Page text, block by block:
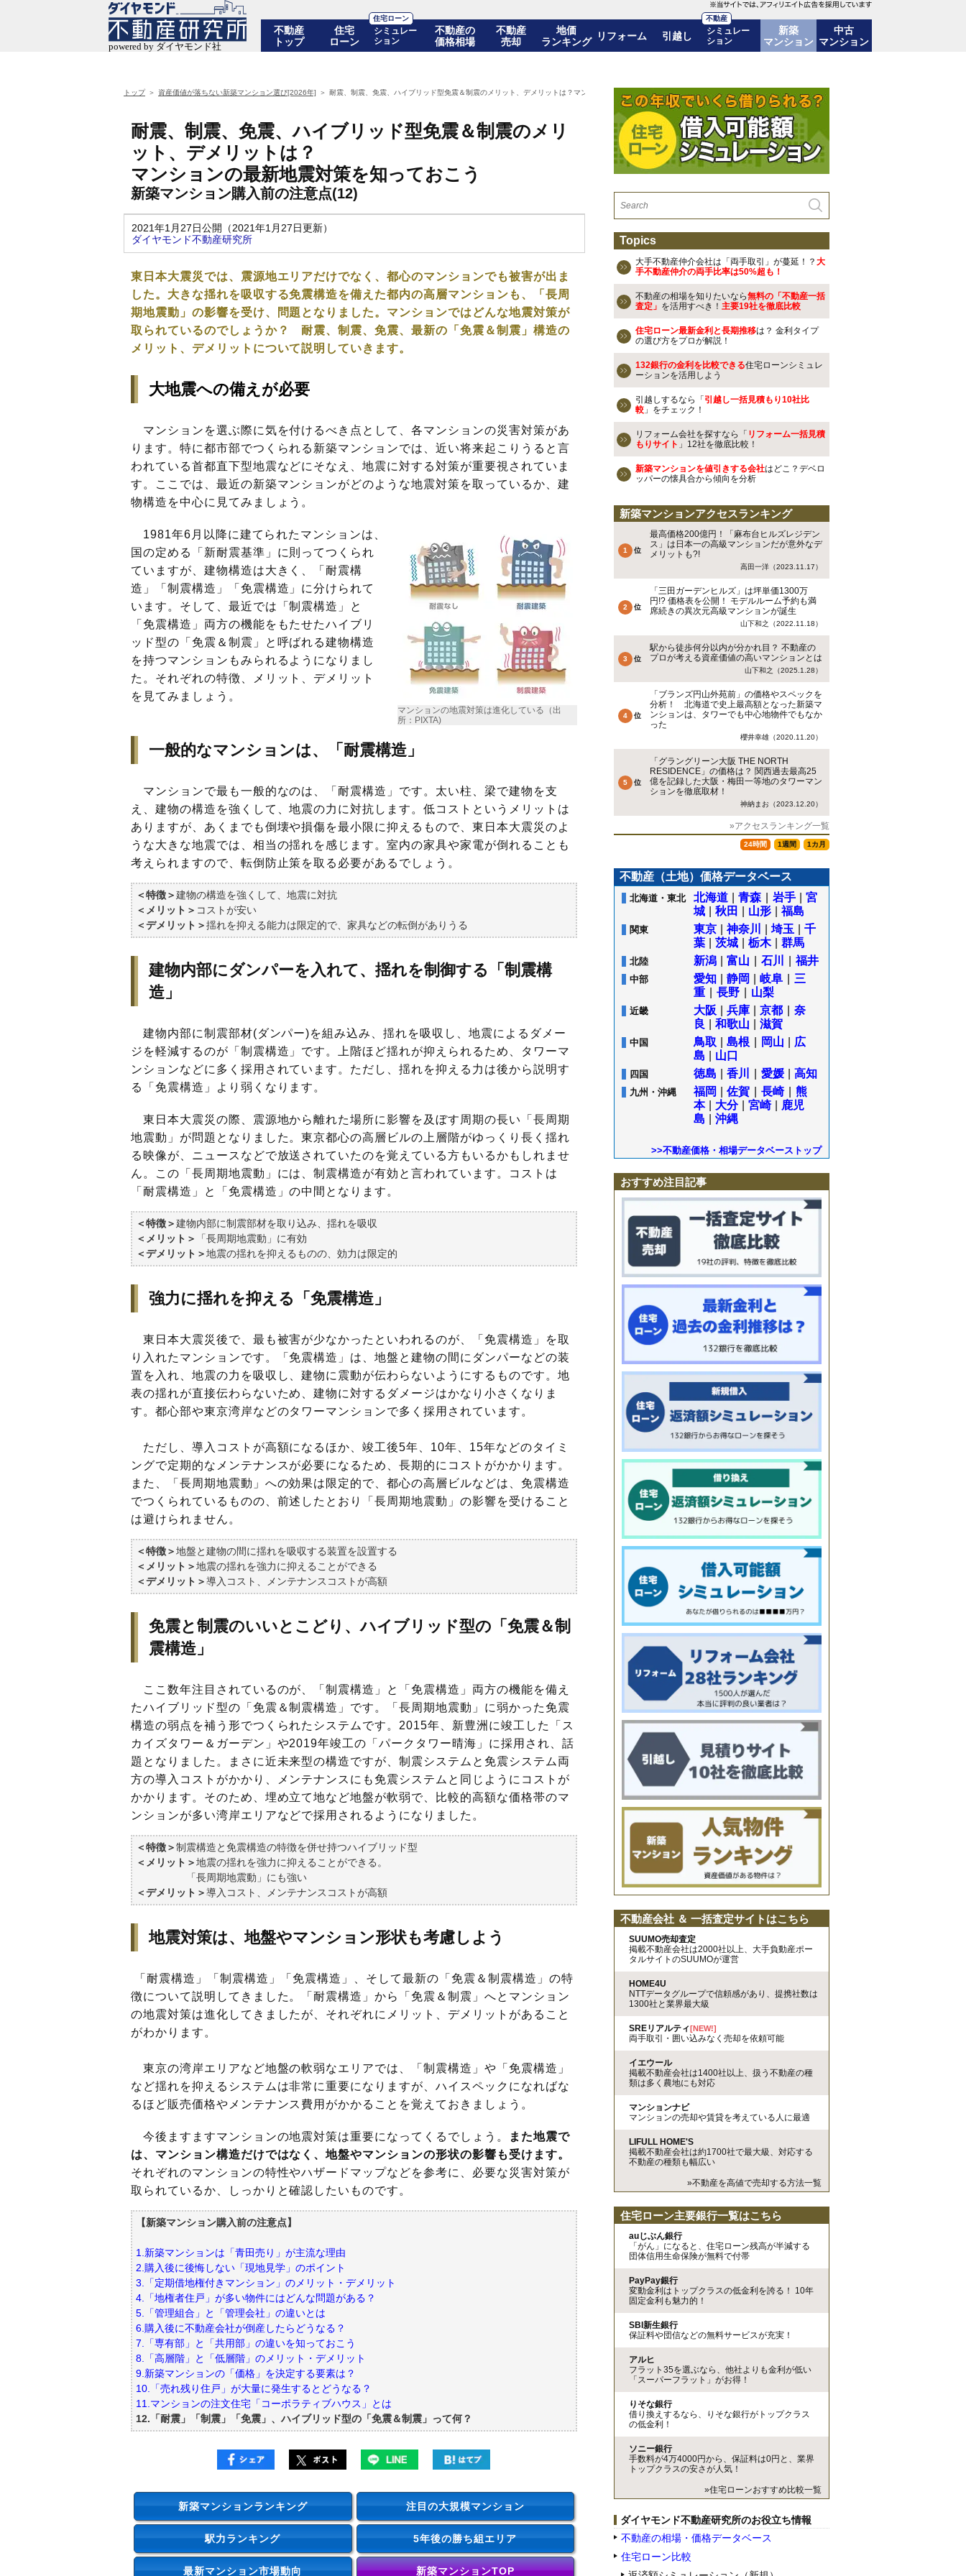
不動産
トップ
住宅
ローン
住宅ローン
シミュレー
ション
不動産の
価格相場
不動産
売却
地価
ランキング
リフォーム 引越し
不動産
シミュレー
ション
新築
マンション
中古
マンション
トップ 資産価値が落ちない新築マンション選び[2026年] 耐震、制震、免震、ハイブリッド型免震＆制震のメリット、デメリットは？マンションの最新地震対策を知っておこう 新築マンション購入前の注意点(12)
耐震、制震、免震、ハイブリッド型免震＆制震のメリ
ット、デメリットは？
マンションの最新地震対策を知っておこう
新築マンション購入前の注意点(12)
2021年1月27日公開（2021年1月27日更新）
ダイヤモンド不動産研究所
東日本大震災では、震源地エリアだけでなく、都心のマンションでも被害が出ま
した。大きな揺れを吸収する免震構造を備えた都内の高層マンションも、「長周
期地震動」の影響を受け、問題となりました。マンションではどんな地震対策が
取られているのでしょうか？ 耐震、制震、免震、最新の「免震＆制震」構造の
メリット、デメリットについて説明していきます。
大地震への備えが必要
マンションを選ぶ際に気を付けるべき点として、各マンションの災害対策があ
ります。特に都市部でつくられる新築マンションでは、近い将来起こりうると言
われている首都直下型地震などにそなえ、地震に対する対策が重要視されていま
す。ここでは、最近の新築マンションがどのような地震対策を取っているか、建
物構造を中心に見てみましょう。
マンションの地震対策は進化している（出
所：PIXTA)
1981年6月以降に建てられたマンションは、
国の定める「新耐震基準」に則ってつくられ
ていますが、建物構造は大きく、「耐震構
造」「制震構造」「免震構造」に分けられて
います。そして、最近では「制震構造」と
「免震構造」両方の機能をもたせたハイブリ
ッド型の「免震＆制震」と呼ばれる建物構造
を持つマンションもみられるようになりまし
た。それぞれの特徴、メリット、デメリット
を見てみましょう。
一般的なマンションは、「耐震構造」
マンションで最も一般的なのは、「耐震構造」です。太い柱、梁で建物を支
え、建物の構造を強くして、地震の力に対抗します。低コストというメリットは
ありますが、あくまでも倒壊や損傷を最小限に抑えるもので、東日本大震災のよ
うな大きな地震では、相当の揺れを感じます。室内の家具や家電が倒れることも
考えられますので、転倒防止策を取る必要があるでしょう。
＜特徴＞建物の構造を強くして、地震に対抗
＜メリット＞ コストが安い
＜デメリット＞揺れを抑える能力は限定的で、家具などの転倒がありうる
建物内部にダンパーを入れて、揺れを制御する「制震構
造」
建物内部に制震部材(ダンパー)を組み込み、揺れを吸収し、地震によるダメー
ジを軽減するのが「制震構造」です。上階ほど揺れが抑えられるため、タワーマ
ンションなどに多く採用されています。ただし、揺れを抑える力は後から説明す
る「免震構造」より弱くなります。
東日本大震災の際、震源地から離れた場所に影響を及ぼす周期の長い「長周期
地震動」が問題となりました。東京都心の高層ビルの上層階がゆっくり長く揺れ
る映像が、ニュースなどで放送されていたのを覚えている方もいるかもしれませ
ん。この「長周期地震動」には、制震構造が有効と言われています。コストは
「耐震構造」と「免震構造」の中間となります。
＜特徴＞建物内部に制震部材を取り込み、揺れを吸収
＜メリット＞
「長周期地震動」に有効
＜デメリット＞地震の揺れを抑えるものの、効力は限定的
強力に揺れを抑える「免震構造」
東日本大震災後で、最も被害が少なかったといわれるのが、「免震構造」を取
り入れたマンションです。「免震構造」は、地盤と建物の間にダンパーなどの装
置を入れ、地震の力を吸収し、建物に震動が伝わらないようにするものです。地
表の揺れが直接伝わらないため、建物に対するダメージはかなり小さくなりま
す。都心部や東京湾岸などのタワーマンションで多く採用されています。
ただし、導入コストが高額になるほか、竣工後5年、10年、15年などのタイミ
ングで定期的なメンテナンスが必要になるため、長期的にコストがかかります。
また、「長周期地震動」への効果は限定的で、都心の高層ビルなどは、免震構造
でつくられているものの、前述したとおり「長周期地震動」の影響を受けること
は避けられません。
＜特徴＞地盤と建物の間に揺れを吸収する装置を設置する
＜メリット＞地震の揺れを強力に抑えることができる
＜デメリット＞導入コスト、メンテナンスコストが高額
免震と制震のいいとこどり、ハイブリッド型の「免震＆制
震構造」
ここ数年注目されているのが、「制震構造」と「免震構造」両方の機能を備え
たハイブリッド型の「免震＆制震構造」です。「長周期地震動」に弱かった免震
構造の弱点を補う形でつくられたシステムです。2015年、新豊洲に竣工した「ス
カイズタワー＆ガーデン」や2019年竣工の「パークタワー晴海」に採用され、話
題となりました。まさに近未来型の構造ですが、制震システムと免震システム両
方の導入コストがかかり、メンテナンスにも免震システムと同じようにコストが
かかります。そのため、埋め立て地など地盤が軟弱で、比較的高額な価格帯のマ
ンションが多い湾岸エリアなどで採用されるようになりました。
＜特徴＞制震構造と免震構造の特徴を併せ持つハイブリッド型
＜メリット＞地震の揺れを強力に抑えることができる。
「長周期地震動」にも強い
＜デメリット＞導入コスト、メンテナンスコストが高額
地震対策は、地盤やマンション形状も考慮しよう
「耐震構造」「制震構造」「免震構造」、そして最新の「免震＆制震構造」の特
徴について説明してきました。「耐震構造」から「免震＆制震」へとマンション
の地震対策は進化してきましたが、それぞれにメリット、デメリットがあること
がわかります。
東京の湾岸エリアなど地盤の軟弱なエリアでは、「制震構造」や「免震構造」
など揺れを抑えるシステムは非常に重要になりますが、ハイスペックになればな
るほど販売価格やメンテナンス費用がかかることを覚えておきましょう。
今後ますますマンションの地震対策は重要になってくるでしょう。
また地震で
は、マンション構造だけではなく、地盤やマンションの形状の影響も受けます。
それぞれのマンションの特性やハザードマップなどを参考に、必要な災害対策が
取られているか、しっかりと確認したいものです。
【新築マンション購入前の注意点】
1.新築マンションは「青田売り」が主流な理由
2.購入後に後悔しない「現地見学」のポイント
3.「定期借地権付きマンション」のメリット・デメリット
4.「地権者住戸」が多い物件にはどんな問題がある？
5.「管理組合」と「管理会社」の違いとは
6.購入後に不動産会社が倒産したらどうなる？
7.「専有部」と「共用部」の違いを知っておこう
8.「高層階」と「低層階」のメリット・デメリット
9.新築マンションの「価格」を決定する要素は？
10.「売れ残り住戸」が大量に発生するとどうなる？
11.マンションの注文住宅「コーポラティブハウス」とは
12.「耐震」「制震」「免震」、ハイブリッド型の「免震＆制震」って何？
新築マンションランキング 注目の大規模マンション
駅力ランキング 5年後の勝ち組エリア
最新マンション市場動向 新築マンションTOP
Topics
大手不動産仲介会社は「両手取引」が蔓延！？ 大
手不動産仲介の両手比率は50%超も！
不動産の相場を知りたいなら無料の「不動産一括
査定」 を活用すべき！ 主要19社を徹底比較
住宅ローン最新金利と長期推移は？ 金利タイプ
の選び方をプロが解説！
132銀行の金利を比較できる住宅ローンシミュレ
ーションを活用しよう
引越しするなら「 引越し一括見積もり10社比
較 」をチェック！
リフォーム会社を探すなら「 リフォーム一括見積
もりサイト 」12社を徹底比較！
新築マンションを値引きする会社はどこ？デベロ
ッパーの懐具合から傾向を分析
新築マンションアクセスランキング
最高価格200億円！「麻布台ヒルズレジデン
ス」は日本一の高級マンションだが意外なデ
メリットも?!
高田一洋（2023.11.17）
「三田ガーデンヒルズ」は坪単価1300万
円!? 価格表を公開！ モデルルーム予約も満
席続きの異次元高級マンションが誕生
山下和之（2022.11.18）
駅から徒歩何分以内が分かれ目？ 不動産の
プロが考える資産価値の高いマンションとは
山下和之（2025.1.28）
「ブランズ円山外苑前」の価格やスペックを
分析！ 北海道で史上最高額となった新築マ
ンションは、タワーでも中心地物件でもなか
った
櫻井幸雄（2020.11.20）
「グラングリーン大阪 THE NORTH
RESIDENCE」の価格は？ 関西過去最高25
億を記録した大阪・梅田一等地のタワーマン
ションを徹底取材！
神納まお（2023.12.20）
»アクセスランキング一覧
24時間 1週間 1カ月
不動産（土地）価格データベース
北海道・東北 北海道 青森 岩手
宮
城
秋田 山形 福島
関東 東京 神奈川 埼玉
千
葉
茨城 栃木 群馬
北陸 新潟 富山 石川 福井
中部 愛知 静岡 岐阜
三
重
長野 山梨
近畿 大阪 兵庫 京都
奈
良
和歌山 滋賀
中国 鳥取 島根 岡山
広
島
山口
四国 徳島 香川 愛媛 高知
九州・沖縄 福岡 佐賀 長崎
熊
本
大分 宮崎
鹿児
島
沖縄
>>不動産価格・相場データベーストップ
おすすめ注目記事
不動産会社 ＆ 一括査定サイトはこちら
SUUMO売却査定
掲載不動産会社は2000社以上、大手負動産ポー
タルサイトのSUUMOが運営
HOME4U
NTTデータグループで信頼感があり、提携社数は
1300社と業界最大級
SREリアルティ[NEW!]
両手取引・囲い込みなく売却を依頼可能
イエウール
掲載不動産会社は1400社以上、扱う不動産の種
類は多く農地にも対応
マンションナビ
マンションの売却や賃貸を考えている人に最適
LIFULL HOME'S
掲載不動産会社は約1700社で最大級、対応する
不動産の種類も幅広い
»不動産を高値で売却する方法一覧
住宅ローン主要銀行一覧はこちら
auじぶん銀行
「がん」になると、住宅ローン残高が半減する
団体信用生命保険が無料で付帯
PayPay銀行
変動金利はトップクラスの低金利を誇る！ 10年
固定金利も魅力的！
SBI新生銀行
保証料や団信などの無料サービスが充実！
アルヒ
フラット35を選ぶなら、他社よりも金利が低い
「スーパーフラット」がお得！
りそな銀行
借り換えするなら、りそな銀行がトップクラス
の低金利！
ソニー銀行
手数料が4万4000円から、保証料は0円と、業界
トップクラスの安さが人気！
»住宅ローンおすすめ比較一覧
ダイヤモンド不動産研究所のお役立ち情報
不動産の相場・価格データベース
住宅ローン比較